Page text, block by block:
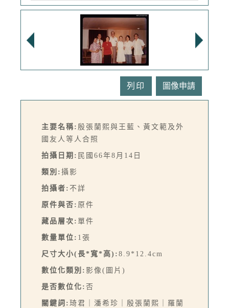
列印
主要名稱: 殷張蘭熙與王藍、黃文範及外
國友人等人合照
拍攝日期: 民國66年8月14日
類別: 攝影
拍攝者: 不詳
原件與否: 原件
藏品層次: 單件
數量單位: 1張
尺寸大小(長*寬*高): 8.9*12.4cm
數位化類別: 影像(圖片)
是否數位化: 否
關鍵詞: 琦君｜潘希珍｜殷張蘭熙｜羅蘭